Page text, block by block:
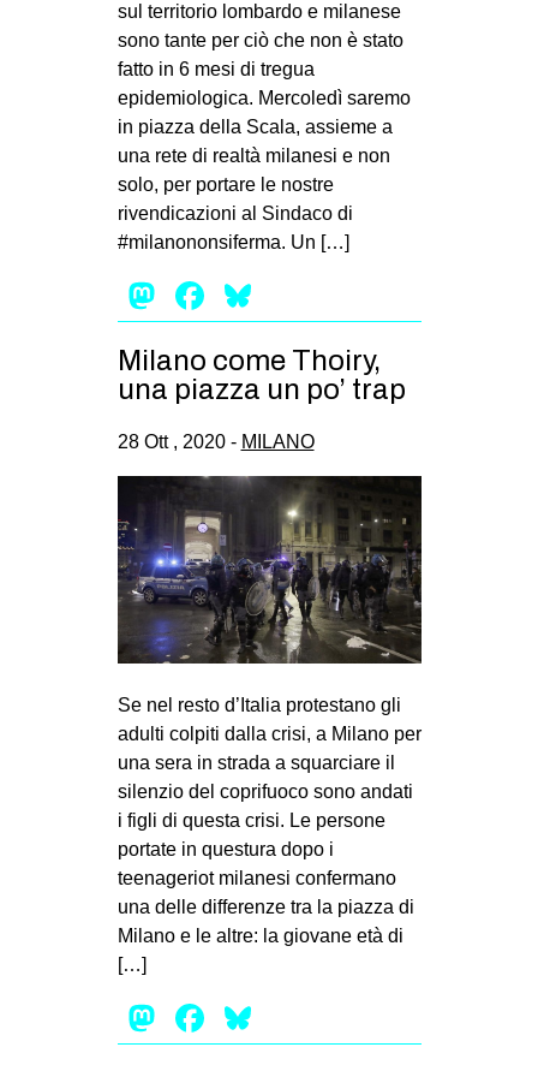
EUROPA
MEDIO ORIENTE
MONDO
EVENTI
bsky
SEARCH
sul territorio lombardo e milanese
sono tante per ciò che non è stato
fatto in 6 mesi di tregua
epidemiologica. Mercoledì saremo
in piazza della Scala, assieme a
una rete di realtà milanesi e non
solo, per portare le nostre
rivendicazioni al Sindaco di
#milanononsiferma. Un […]
Mastodon
Facebook
Milano come Thoiry,
una piazza un po’ trap
28 Ott , 2020 - MILANO
Se nel resto d’Italia protestano gli
adulti colpiti dalla crisi, a Milano per
una sera in strada a squarciare il
silenzio del coprifuoco sono andati
i figli di questa crisi. Le persone
portate in questura dopo i
teenageriot milanesi confermano
una delle differenze tra la piazza di
Milano e le altre: la giovane età di
[…]
Mastodon
Facebook